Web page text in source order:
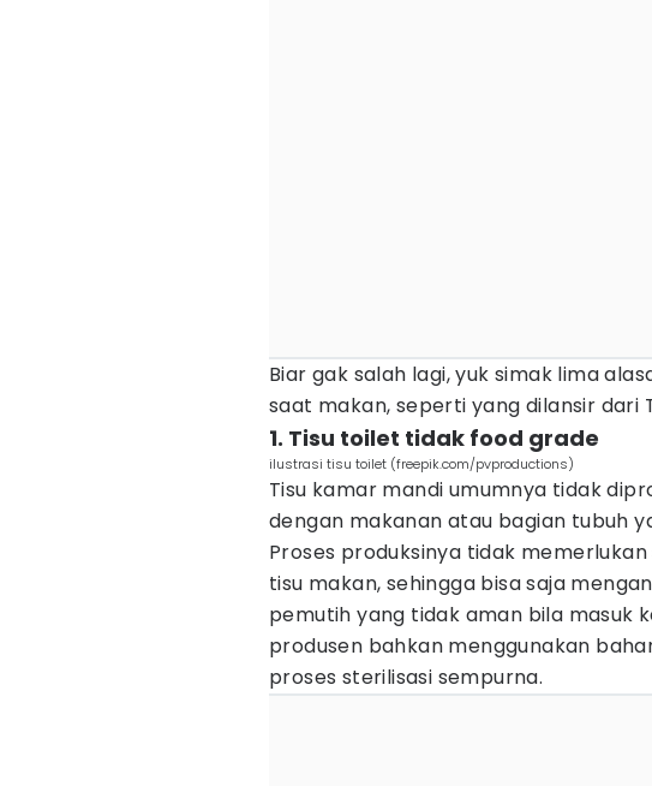
Biar gak salah lagi, yuk simak lima
saat makan, seperti yang dilansir dari
1. Tisu toilet tidak food grade
ilustrasi tisu toilet (freepik.com/pvproductions)
Tisu kamar mandi umumnya tidak
dengan makanan atau bagian tubuh
Proses produksinya tidak
tisu makan, sehingga bisa saja
pemutih yang tidak aman bila masuk
produsen bahkan menggunakan
proses sterilisasi sempurna.